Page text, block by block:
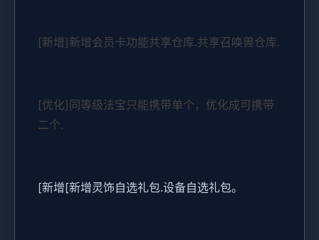
[新增]新增会员卡功能共享仓库.共享召唤兽仓库.
[优化]同等级法宝只能携带单个，优化成可携带
二个.
[新增[新增灵饰自选礼包.设备自选礼包。